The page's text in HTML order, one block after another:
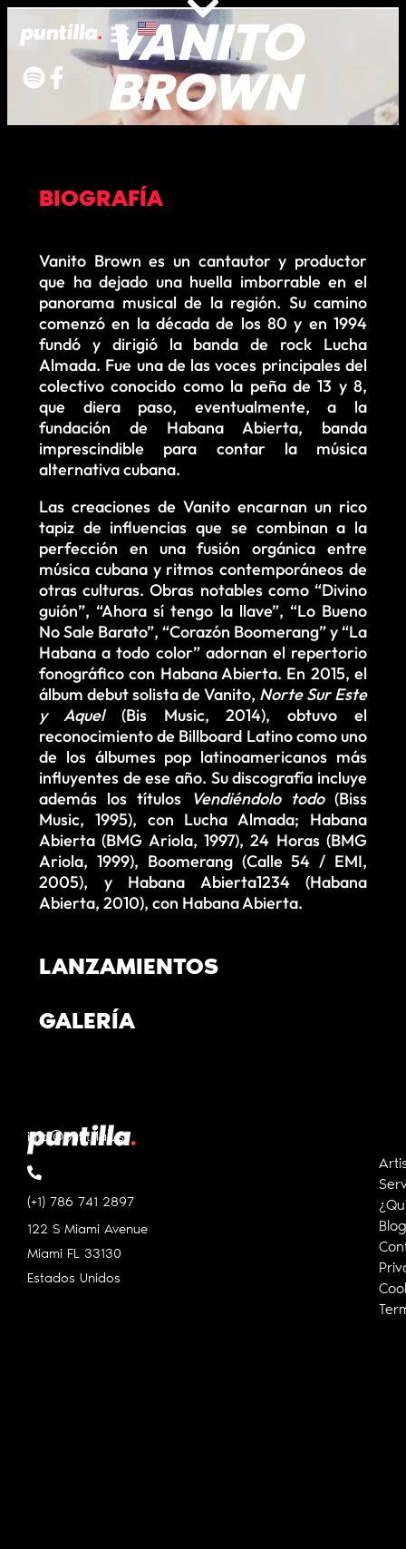
VANITO
BROWN
BIOGRAFÍA
LANZAMIENTOS
GALERÍA
Vanito Brown es un cantautor y productor
que ha dejado una huella imborrable en el
panorama musical de la región. Su camino
comenzó en la década de los 80 y en 1994
fundó y dirigió la banda de rock Lucha
Almada. Fue una de las voces principales del
colectivo conocido como la peña de 13 y 8,
que diera paso, eventualmente, a la
fundación de Habana Abierta, banda
imprescindible para contar la música
alternativa cubana.
Las creaciones de Vanito encarnan un rico
tapiz de influencias que se combinan a la
perfección en una fusión orgánica entre
música cubana y ritmos contemporáneos de
otras culturas. Obras notables como “Divino
guión”, “Ahora sí tengo la llave”, “Lo Bueno
No Sale Barato”, “Corazón Boomerang” y “La
Habana a todo color” adornan el repertorio
fonográfico con Habana Abierta. En 2015, el
álbum debut solista de Vanito, Norte Sur Este
y Aquel(Bis Music, 2014), obtuvo el
reconocimiento de Billboard Latino como uno
de los álbumes pop latinoamericanos más
influyentes de ese año. Su discografía incluye
además los títulos
Vendiéndolo todo(Biss
Music, 1995), con Lucha Almada; Habana
Abierta (BMG Ariola, 1997), 24 Horas (BMG
Ariola, 1999), Boomerang (Calle 54 / EMI,
2005), y Habana Abierta1234 (Habana
Abierta, 2010), con Habana Abierta.
info@puntilla.us
(+1) 786 741 2897
122 S Miami Avenue
Miami FL 33130
Estados Unidos